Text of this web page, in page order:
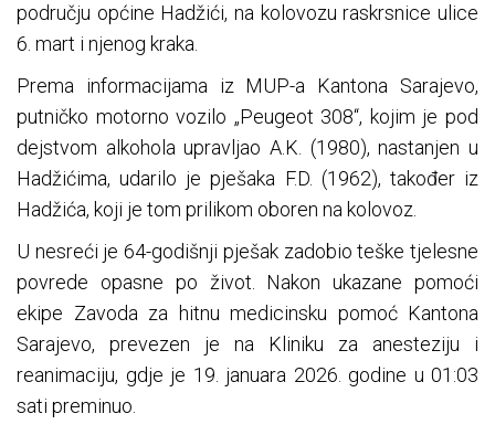
području općine Hadžići, na kolovozu raskrsnice ulice
6. mart i njenog kraka.
Prema informacijama iz MUP-a Kantona Sarajevo,
putničko motorno vozilo „Peugeot 308“, kojim je pod
dejstvom alkohola upravljao A.K. (1980), nastanjen u
Hadžićima, udarilo je pješaka F.D. (1962), također iz
Hadžića, koji je tom prilikom oboren na kolovoz.
U nesreći je 64-godišnji pješak zadobio teške tjelesne
povrede opasne po život. Nakon ukazane pomoći
ekipe Zavoda za hitnu medicinsku pomoć Kantona
Sarajevo, prevezen je na Kliniku za anesteziju i
reanimaciju, gdje je 19. januara 2026. godine u 01:03
sati preminuo.